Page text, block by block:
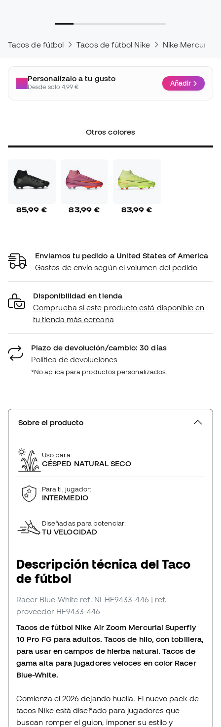
Tacos de fútbol Tacos de fútbol Nike Nike Mercurial
Personalízalo a tu gusto
Desde solo 4,99 € Añadir
Otros colores
85,99 € 83,99 € 83,99 €
Enviamos tu pedido a United States of America
Gastos de envío según el volumen del pedido
Disponibilidad en tienda
Comprueba si este producto está disponible en
tu tienda más cercana
Plazo de devolución/cambio: 30 días
Política de devoluciones
*No aplica para productos personalizados.
Sobre el producto
Uso para:
CÉSPED NATURAL SECO
Para ti, jugador:
INTERMEDIO
Diseñadas para potenciar:
TU VELOCIDAD
Descripción técnica del Taco
de fútbol
Racer Blue-White ref. NI_HF9433-446 | ref.
proveedor HF9433-446
Tacos de fútbol Nike Air Zoom Mercurial Superfly
10 Pro FG para adultos. Tacos de hilo, con tobillera,
para usar en campos de hierba natural. Tacos de
gama alta para jugadores veloces en color Racer
Blue-White.
Comienza el 2026 dejando huella. El nuevo pack de
tacos Nike está diseñado para jugadores que
buscan romper el guion, imponer su estilo y